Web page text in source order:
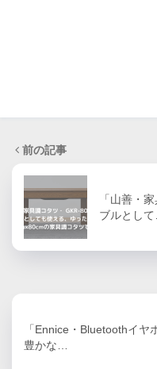
前の記事
「山善・
ブルとし
「Ennice・Bluetoothイヤ
豊かな…